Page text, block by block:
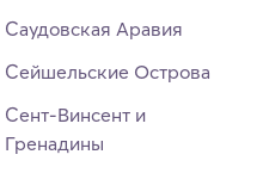
Саудовская Аравия
Сейшельские Острова
Сент-Винсент и
Гренадины